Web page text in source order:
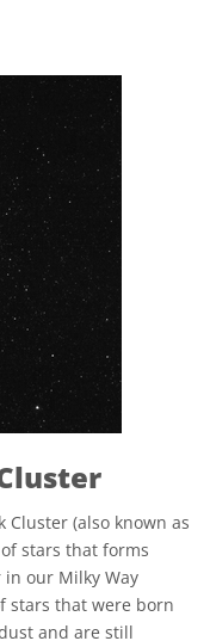
署名 4.0 国际 (CC BY
Cluster (also known as
stars that forms
our Milky Way
stars that were born
and are still